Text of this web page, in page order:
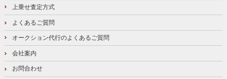
上乗せ査定方式
よくあるご質問
オークション代行のよくあるご質問
会社案内
お問合わせ